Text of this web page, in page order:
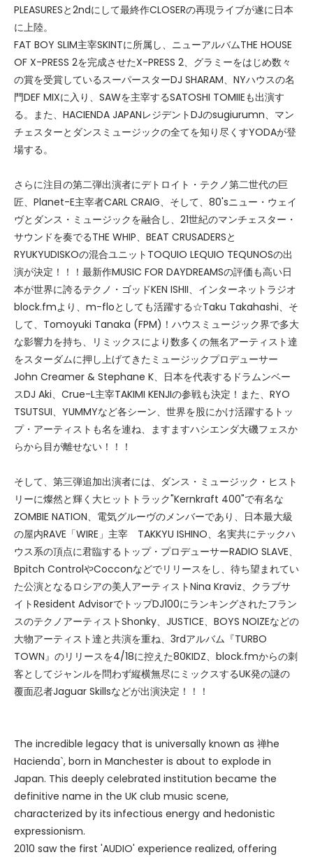
PLEASURESと2ndにして最終作CLOSERの再現ライブが遂に日本
に上陸。
FAT BOY SLIM主宰SKINTに所属し、ニューアルバムTHE HOUSE
OF X-PRESS 2を完成させたX-PRESS 2、グラミーをはじめ数々
の賞を受賞しているスーパースターDJ SHARAM、NYハウスの名
門DEF MIXに入り、SAWを主宰するSATOSHI TOMIIEも出演す
る。また、HACIENDA JAPANレジデントDJのsugiurumn、マン
チェスターとダンスミュージックの全てを知り尽くすYODAが登
場する。
さらに注目の第二弾出演者にデトロイト・テクノ第二世代の巨
匠、Planet-E主宰者CARL CRAIG、そして、80'sニュー・ウェイ
ヴとダンス・ミュージックを融合し、21世紀のマンチェスター・
サウンドを奏でるTHE WHIP、BEAT CRUSADERSと
RYUKYUDISKOの混合ユニットTOQUIO LEQUIO TEQUNOSの出
演が決定！！！最新作MUSIC FOR DAYDREAMSの評価も高い日
本が世界に誇るテクノ・ゴッドKEN ISHII、インターネットラジオ
block.fmより、m-floとしても活躍する☆Taku Takahashi、そ
して、Tomoyuki Tanaka (FPM)！ハウスミュージック界で多大
な影響力を持ち、リミックスにより数多くの無名アーティスト達
をスターダムに押し上げてきたミュージックプロデューサー
John Creamer & Stephane K、日本を代表するドラムンベー
スDJ Aki、Crue-L主宰TAKIMI KENJIの参戦も決定！また、RYO
TSUTSUI、YUMMYなど各シーン、世界を股にかけ活躍するトッ
プ・アーティストも名を連ね、ますますハシエンダ大磯フェスか
らから目が離せない！！！
そして、第三弾追加出演者には、ダンス・ミュージック・ヒスト
リーに燦然と輝く大ヒットトラック"Kernkraft 400"で有名な
ZOMBIE NATION、電気グルーヴのメンバーであり、日本最大級
の屋内RAVE「WIRE」主宰 TAKKYU ISHINO、名実共にテックハ
ウス系の頂点に君臨するトップ・プロデューサーRADIO SLAVE、
Bpitch ControlやCocconなどでリリースをし、待ち望まれてい
た公演となるロシアの美人アーティストNina Kraviz、クラブサ
イトResident AdvisorでトップDJ100にランキングされたフラン
スのテクノアーティストShonky、JUSTICE、BOYS NOIZEなどの
大物アーティスト達と共演を重ね、3rdアルバム『TURBO
TOWN』のリリースを4/18に控えた80KIDZ、block.fmからの刺
客としてジャンルを問わず縦横無尽にミックスするUK発の謎の
覆面忍者Jaguar Skillsなどが出演決定！！！
The incredible legacy that is universally known as 禅he
Hacienda`, born in Manchester is about to explode in
Japan. This deeply celebrated institution became the
definitive name in the UK club music scene,
characterized by its infectious energy and hedonistic
expressionism.
2010 saw the first 'AUDIO' experience realized, offering